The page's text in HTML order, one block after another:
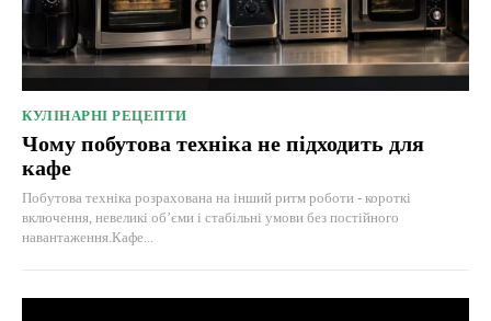
КУЛІНАРНІ РЕЦЕПТИ
Чому побутова техніка не підходить для
кафе
Побутова техніка розрахована на інший ритм роботи - короткі
включення, невеликі об’єми і стабільні умови без постійного
навантаження.Кафе...